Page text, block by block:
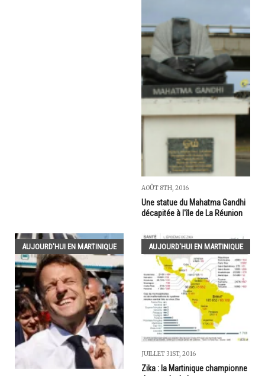
AOÛT 8TH, 2016
Une statue du Mahatma Gandhi
décapitée à l'île de La Réunion
AUJOURD'HUI EN MARTINIQUE AUJOURD'HUI EN MARTINIQUE
JUILLET 31ST, 2016
Zika : la Martinique championne